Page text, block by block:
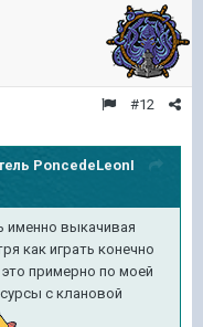
#12
PoncedeLeonI
выкачивая
как играть конечно
примерно по моей
с клановой